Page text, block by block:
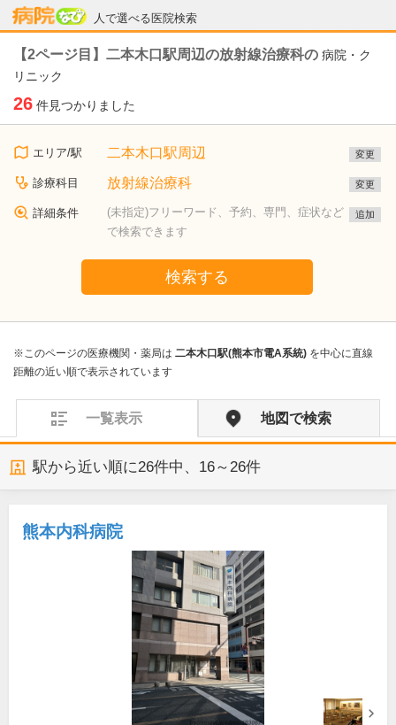
人で選べる医院検索
病院なび
【2ページ目】二本木口駅周辺の放射線治療科の 病院・ク
リニック
26 件見つかりました
エリア/駅 二本木口駅周辺 変更
診療科目 放射線治療科 変更
詳細条件
(未指定)フリーワード、予約、専門、症状など
で検索できます
追加
検索する
※このページの医療機関・薬局は 二本木口駅(熊本市電A系統) を中心に直線
距離の近い順で表示されています
一覧表示 地図で検索
駅から近い順に26件中、 16～26件
熊本内科病院